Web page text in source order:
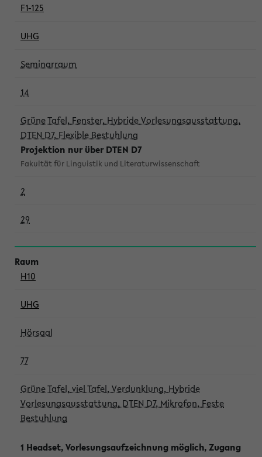
F1-125
UHG
Seminarraum
14
Grüne Tafel, Fenster, Hybride Vorlesungsausstattung,
DTEN D7, Flexible Bestuhlung
Projektion nur über DTEN D7
Fakultät für Linguistik und Literaturwissenschaft
2
29
H10
UHG
Hörsaal
77
Grüne Tafel, viel Tafel, Verdunklung, Hybride
Vorlesungsausstattung, DTEN D7, Mikrofon, Feste
Bestuhlung
1 Headset, Vorlesungsaufzeichnung möglich, Zugang